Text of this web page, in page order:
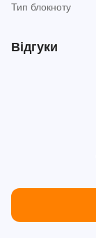
Тип блокноту
Відгуки